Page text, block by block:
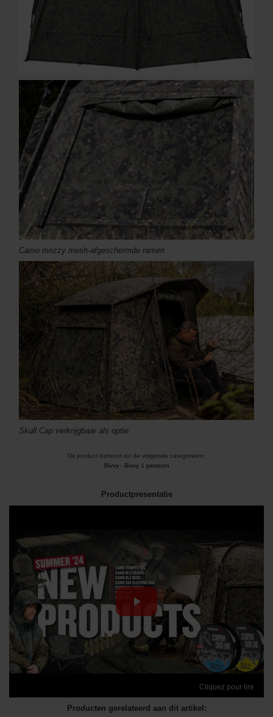
Camo mozzy mesh-afgeschermde ramen
Skull Cap verkrijgbaar als optie
Dit product behoort tot de volgende categorieën:
Bivvy- Bivvy 1 persoon
Productpresentatie
Cliquez pour lire
Producten gerelateerd aan dit artikel: